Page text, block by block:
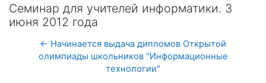
Семинар для учителей информатики. 3
июня 2012 года
← Начинается выдача дипломов Открытой
олимпиады школьников "Информационные
технологии"